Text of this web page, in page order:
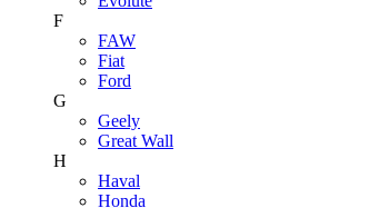
F
FAW
Fiat
Ford
G
Geely
Great Wall
H
Haval
Honda